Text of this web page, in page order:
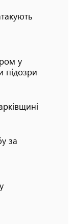
у
підозри
за